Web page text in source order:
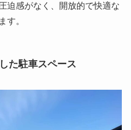
迫感がなく、開放的で快適な
す。
た駐車スペース